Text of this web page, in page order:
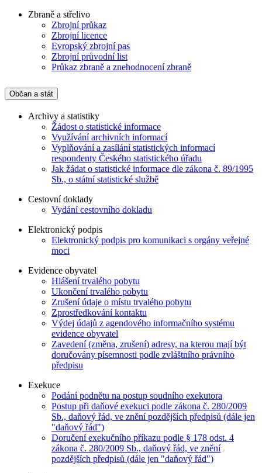
Zbraně a střelivo
Zbrojní průkaz
Zbrojní licence
Evropský zbrojní pas
Zbrojní průvodní list
Průkaz zbraně a znehodnocení zbraně
Občan a stát
Archivy a statistiky
Žádost o statistické informace
Využívání archivních informací
Vyplňování a zasílání statistických informací
respondenty Českého statistického úřadu
Jak žádat o statistické informace dle zákona č. 89/1995
Sb., o státní statistické službě
Cestovní doklady
Vydání cestovního dokladu
Elektronický podpis
Elektronický podpis pro komunikaci s orgány veřejné
moci
Evidence obyvatel
Hlášení trvalého pobytu
Ukončení trvalého pobytu
Zrušení údaje o místu trvalého pobytu
Zprostředkování kontaktu
Výdej údajů z agendového informačního systému
evidence obyvatel
Zavedení (změna, zrušení) adresy, na kterou mají být
doručovány písemnosti podle zvláštního právního
předpisu
Exekuce
Podání podnětu na postup soudního exekutora
Postup při daňové exekuci podle zákona č. 280/2009
Sb., daňový řád, ve znění pozdějších předpisů (dále jen
"daňový řád")
Doručení exekučního příkazu podle § 178 odst. 4
zákona č. 280/2009 Sb., daňový řád, ve znění
pozdějších předpisů (dále jen "daňový řád")